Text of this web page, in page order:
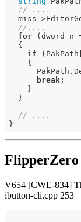
// ....
miss-
//....
for (dword n
  {
if
    {
break ;
    }
  }
// ....
FlipperZero
V654 [CWE-834]
ibutton-cli.cpp 253